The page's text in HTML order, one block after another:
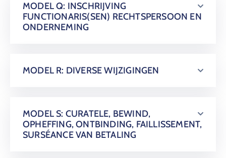
MODEL Q: INSCHRIJVING
FUNCTIONARIS(SEN) RECHTSPERSOON EN
ONDERNEMING
MODEL R: DIVERSE WIJZIGINGEN
MODEL S: CURATELE, BEWIND,
OPHEFFING, ONTBINDING, FAILLISSEMENT,
SURSÉANCE VAN BETALING